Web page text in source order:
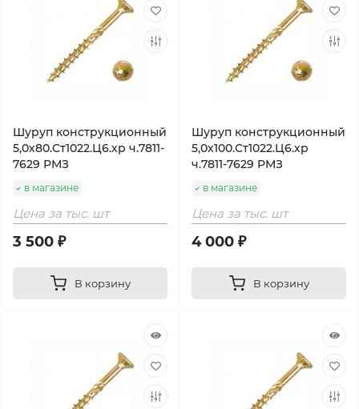
Шуруп конструкционный
5,0х80.Ст1022.Ц6.хр ч.7811-
7629 РМЗ
в магазине
Цена за тыс. шт
3 500 ₽
В корзину
Шуруп конструкционный
5,0х100.Ст1022.Ц6.хр
ч.7811-7629 РМЗ
в магазине
Цена за тыс. шт
4 000 ₽
В корзину